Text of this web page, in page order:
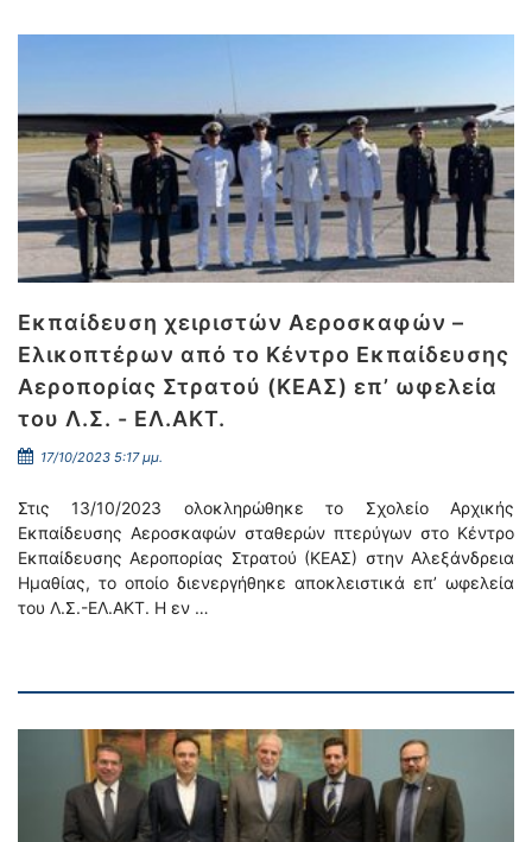
Εκπαίδευση χειριστών Αεροσκαφών –
Ελικοπτέρων από το Κέντρο Εκπαίδευσης
Αεροπορίας Στρατού (ΚΕΑΣ) επ’ ωφελεία
του Λ.Σ. - ΕΛ.ΑΚΤ.
17/10/2023 5:17 μμ.
Στις 13/10/2023 ολοκληρώθηκε το Σχολείο Αρχικής
Εκπαίδευσης Αεροσκαφών σταθερών πτερύγων στο Κέντρο
Εκπαίδευσης Αεροπορίας Στρατού (ΚΕΑΣ) στην Αλεξάνδρεια
Ημαθίας, το οποίο διενεργήθηκε αποκλειστικά επ’ ωφελεία
του Λ.Σ.-ΕΛ.ΑΚΤ. Η εν …